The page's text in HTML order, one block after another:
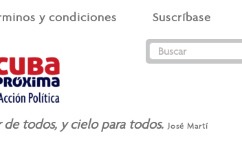
y condiciones Suscríbase
todos, y cielo para todos. José Martí